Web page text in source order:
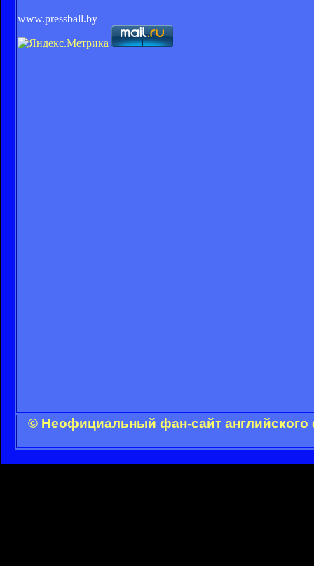
www.pressball.by
© Неофициальный фан-сайт английского